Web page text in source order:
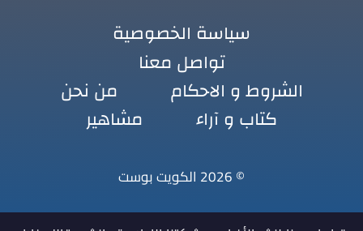
سياسة الخصوصية
تواصل معنا
الشروط و الاحكام
من نحن
كتاب و آراء
مشاهير
© 2026 الكويت بوست